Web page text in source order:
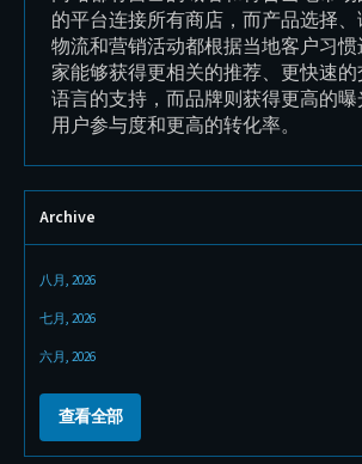
专业产品摄影以及完整的现代
面准备好进入欧洲、美国和中
的全球扩张战略。
清晰呈
息、美
客户打
Archive
八月, 2026
七月, 2026
六月, 2026
查看全部